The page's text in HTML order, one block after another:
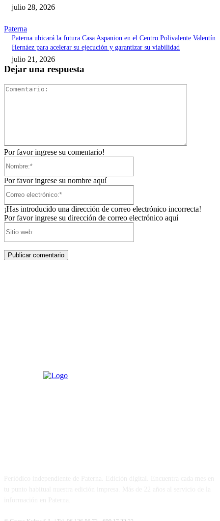
julio 28, 2026
Paterna
Paterna ubicará la futura Casa Aspanion en el Centro Polivalente Valentín
Hernáez para acelerar su ejecución y garantizar su viabilidad
julio 21, 2026
Dejar una respuesta
Por favor ingrese su comentario!
Por favor ingrese su nombre aquí
¡Has introducido una dirección de correo electrónico incorrecta!
Por favor ingrese su dirección de correo electrónico aquí